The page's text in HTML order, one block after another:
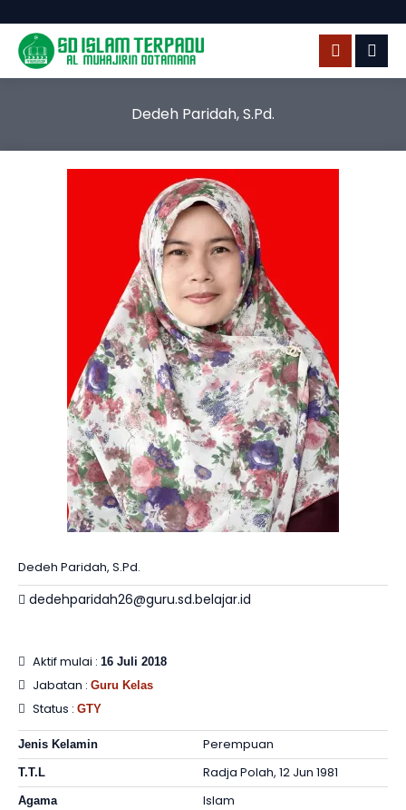
Dedeh Paridah, S.Pd.
Dedeh Paridah, S.Pd.
dedehparidah26@guru.sd.belajar.id
Aktif mulai : 16 Juli 2018
Jabatan : Guru Kelas
Status : GTY
Jenis Kelamin Perempuan
T.T.L Radja Polah, 12 Jun 1981
Agama Islam